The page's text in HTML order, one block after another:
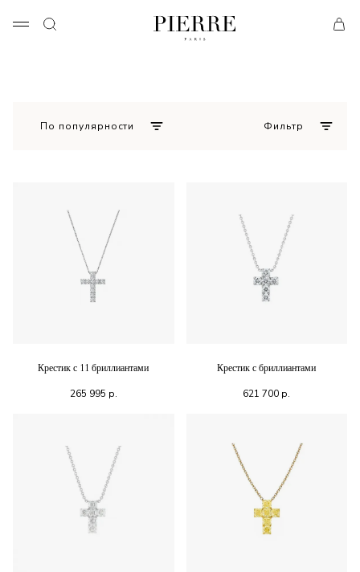
Фильтр
По популярности
Крестик с 11 бриллиантами
265 995 р.
Крестик с бриллиантами
621 700 р.